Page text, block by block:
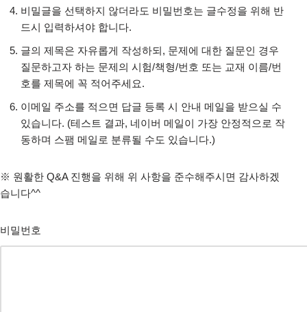
비밀글을 선택하지 않더라도 비밀번호는 글수정을 위해 반
드시 입력하셔야 합니다.
글의 제목은 자유롭게 작성하되, 문제에 대한 질문인 경우
질문하고자 하는 문제의 시험/책형/번호 또는 교재 이름/번
호를 제목에 꼭 적어주세요.
이메일 주소를 적으면 답글 등록 시 안내 메일을 받으실 수
있습니다. (테스트 결과, 네이버 메일이 가장 안정적으로 작
동하며 스팸 메일로 분류될 수도 있습니다.)
※ 원활한 Q&A 진행을 위해 위 사항을 준수해주시면 감사하겠
습니다^^
비밀번호